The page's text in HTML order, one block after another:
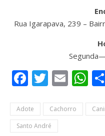
Rua Igarapava, 239 –
Facebook
Twitter
Adote Cachorro
Santo André